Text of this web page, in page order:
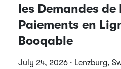
les Demandes de
Paiements en
Booqable
July 24, 2026 · Lenzburg,